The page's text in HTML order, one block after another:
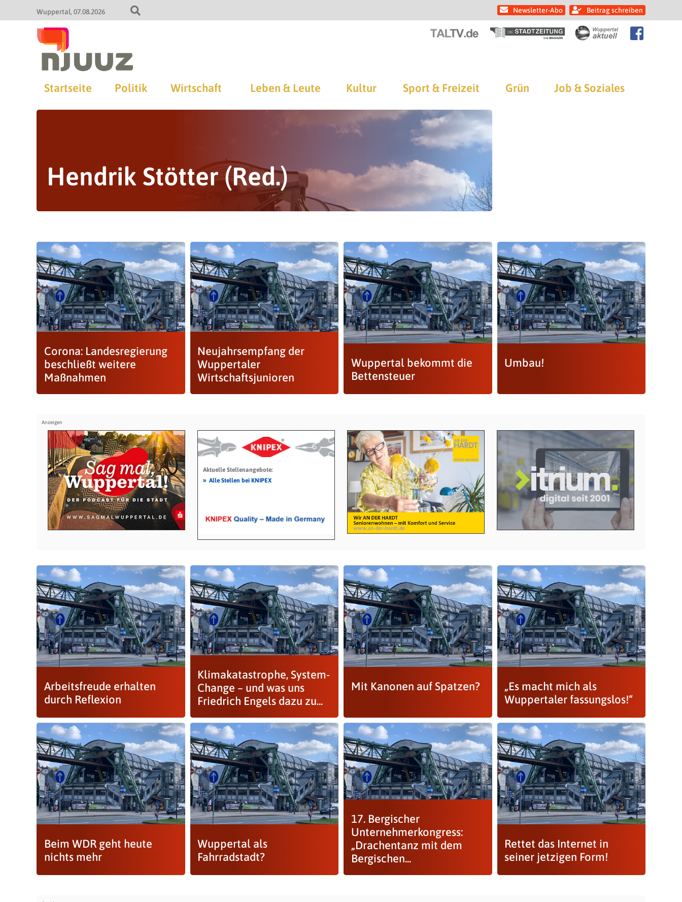
Wuppertal 07.08.2026 Newsletter-Abo Beitrag schreiben
Startseite Politik Wirtschaft Leben & Leute Kultur Sport & Freizeit Grün Job & Soziales
Hendrik Stötter (Red.)
Corona: Landesregierung
beschließt weitere
Maßnahmen
Neujahrsempfang der
Wuppertaler
Wirtschaftsjunioren
Wuppertal bekommt die
Bettensteuer
Umbau!
Aktuelle Stellenangebote:
» Alle Stellen bei KNIPEX
Arbeitsfreude erhalten
durch Reflexion
Klimakatastrophe, System-
Change – und was uns
Friedrich Engels dazu zu...
Mit Kanonen auf Spatzen?
„Es macht mich als
Wuppertaler fassungslos!“
Beim WDR geht heute
nichts mehr
Wuppertal als
Fahrradstadt?
17. Bergischer
Unternehmerkongress:
„Drachentanz mit dem
Bergischen...
Rettet das Internet in
seiner jetzigen Form!